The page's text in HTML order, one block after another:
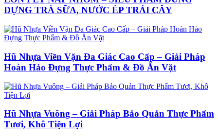
ĐỰNG TRÀ SỮA, NƯỚC ÉP TRÁI CÂY
Hũ Nhựa Viền Vặn Đa Giác Cao Cấp – Giải Pháp
Hoàn Hảo Đựng Thực Phẩm & Đồ Ăn Vặt
Hũ Nhựa Vuông – Giải Pháp Bảo Quản Thực Phẩm
Tươi, Khô Tiện Lợi